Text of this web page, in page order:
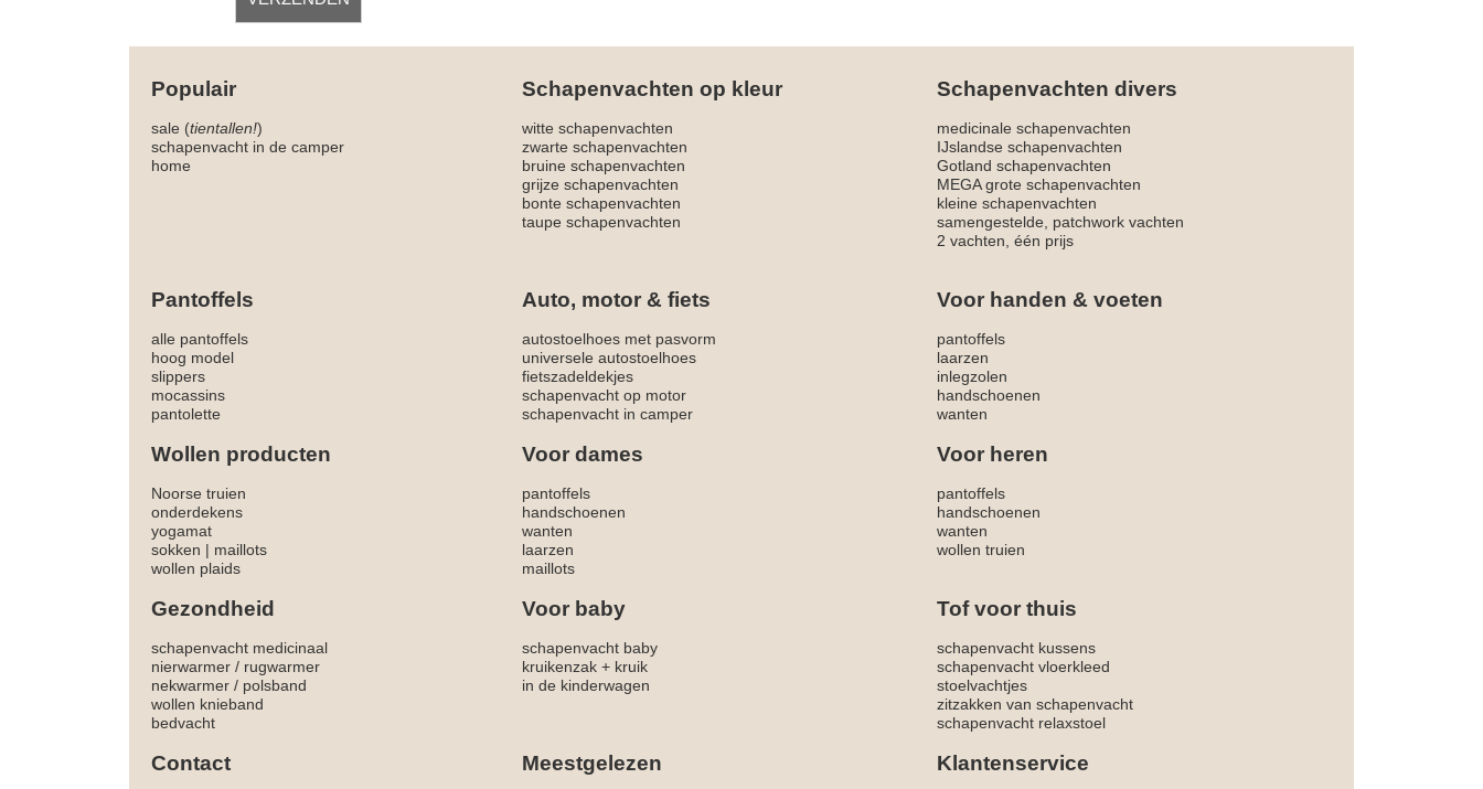
Populair Schapenvachten op kleur Schapenvachten divers
sale (tientallen!) witte schapenvachten
medicinale schapenvachten
schapenvacht in de camper
zwarte schapenvachten
IJslandse schapenvachten
home
bruine schapenvachten
Gotland schapenvachten
grijze schapenvachten
MEGA grote schapenvachten
bonte schapenvachten
kleine schapenvachten
taupe schapenvachten
samengestelde, patchwork vachten
2 vachten, één prijs
Pantoffels Auto, motor & fiets Voor handen & voeten
alle pantoffels autostoelhoes met pasvorm
pantoffels
hoog model
universele autostoelhoes
laarzen
slippers
fietszadeldekjes
inlegzolen
mocassins
schapenvacht op motor
handschoenen
pantolette
schapenvacht in camper wanten
Wollen producten Voor dames Voor heren
Noorse truien pantoffels
pantoffels
onderdekens
handschoenen
handschoenen
yogamat
wanten
wanten
sokken | maillots laarzen
wollen truien
wollen plaids
maillots
Gezondheid Voor baby Tof voor thuis
schapenvacht medicinaal schapenvacht baby
schapenvacht kussens
nierwarmer / rugwarmer kruikenzak + kruik
schapenvacht vloerkleed
nekwarmer / polsband in de kinderwagen
stoelvachtjes
wollen knieband
zitzakken van schapenvacht
bedvacht
schapenvacht relaxstoel
Contact Meestgelezen Klantenservice